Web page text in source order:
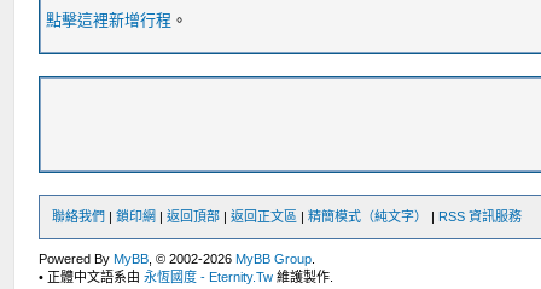
點擊這裡新增行程 。
聯絡我們 |鎖印網 |返回頂部 |返回正文區 |精簡模式（純文字） | RSS 資訊服務
Powered ByMyBB , © 2002-2026MyBB Group
• 正體中文語系由永恆國度 - Eternity.Tw 維護製作.